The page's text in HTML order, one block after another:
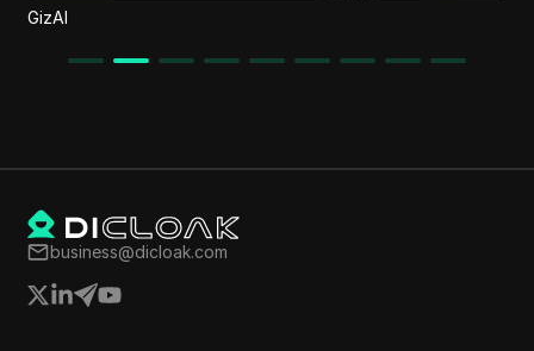
business@dicloak.com